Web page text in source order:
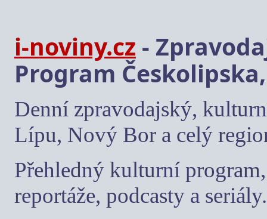
i-noviny.cz -
Program
Denní zpravodajský,
Lípu, Nový Bor a celý
Přehledný kulturní
reportáže, podcasty a seriály.